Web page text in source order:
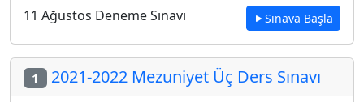
11 Ağustos Deneme Sınavı Sınava Başla
1 2021-2022 Mezuniyet Üç Ders Sınavı